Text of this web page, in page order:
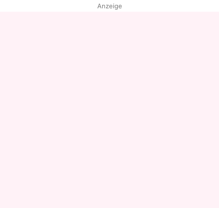
Anzeige